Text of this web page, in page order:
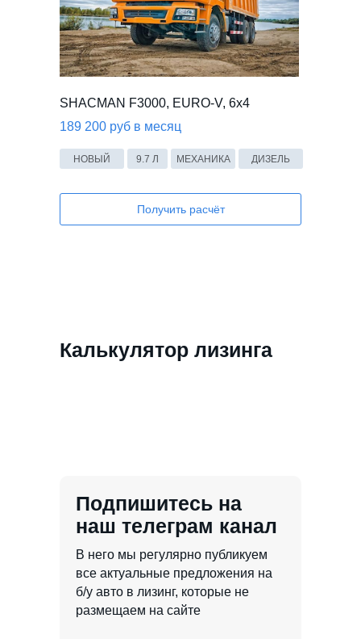
SHACMAN F3000, EURO-V, 6x4
189 200 руб в месяц
9.7 Л МЕХАНИКА ДИЗЕЛЬ
НОВЫЙ
Получить расчёт
Калькулятор лизинга
В него мы регулярно публикуем
все актуальные предложения на
б/у авто в лизинг, которые не
размещаем на сайте
Подпишитесь на
наш телеграм канал